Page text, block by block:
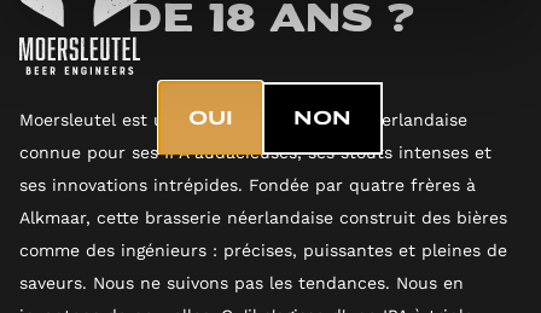
de 18 ans ?
OUI NON
Moersleutel est une brasserie artisanale néerlandaise
connue pour ses IPA audacieuses, ses stouts intenses et
ses innovations intrépides. Fondée par quatre frères à
Alkmaar, cette brasserie néerlandaise construit des bières
comme des ingénieurs : précises, puissantes et pleines de
saveurs. Nous ne suivons pas les tendances. Nous en